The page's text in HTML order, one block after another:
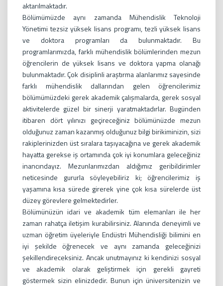
aktarılmaktadır.
Bölümümüzde aynı zamanda Mühendislik Teknoloji
Yönetimi tezsiz yüksek lisans programı, tezli yüksek lisans
ve doktora programları da bulunmaktadır. Bu
programlarımızda, farklı mühendislik bölümlerinden mezun
öğrencilerin de yüksek lisans ve doktora yapma olanağı
bulunmaktadır. Çok disiplinli araştırma alanlarımız sayesinde
farklı mühendislik dallarından gelen öğrencilerimiz
bölümümüzdeki gerek akademik çalışmalarda, gerek sosyal
aktivitelerde güzel bir sinerji yaratmaktadırlar. Bugünden
itibaren dört yılınızı geçireceğiniz bölümünüzde mezun
olduğunuz zaman kazanmış olduğunuz bilgi birikiminizin, sizi
rakiplerinizden üst sıralara taşıyacağına ve gerek akademik
hayatta gerekse iş ortamında çok iyi konumlara geleceğiniz
inancındayız. Mezunlarımızdan aldığımız geribildirimler
neticesinde gururla söyleyebiliriz ki; öğrencilerimiz iş
yaşamına kısa sürede girerek yine çok kısa sürelerde üst
düzey görevlere gelmektedirler.
Bölümünüzün idari ve akademik tüm elemanları ile her
zaman rahatça iletişim kurabilirsiniz. Alanında deneyimli ve
uzman öğretim üyeleriyle Endüstri Mühendisliği bilimini en
iyi şekilde öğrenecek ve aynı zamanda geleceğinizi
şekillendireceksiniz. Ancak unutmayınız ki kendinizi sosyal
ve akademik olarak geliştirmek için gerekli gayreti
göstermek sizin elinizdedir. Bunun için üniversitenizin ve